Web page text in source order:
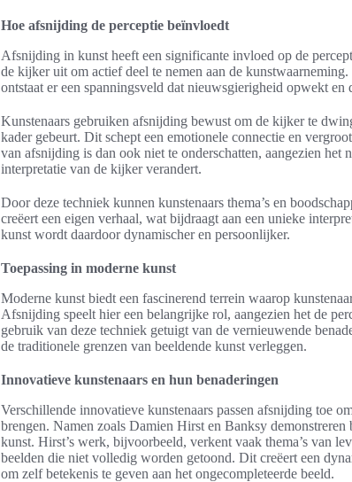
Hoe afsnijding de perceptie beïnvloedt
Afsnijding in kunst heeft een significante invloed op de
de kijker uit om actief deel te nemen aan de
ontstaat er een spanningsveld dat nieuwsgierigheid opwekt
Kunstenaars gebruiken afsnijding bewust om de kijker te
kader gebeurt. Dit schept een emotionele connectie en
van afsnijding is dan ook niet te onderschatten, aangezien het
interpretatie van de kijker verandert.
Door deze techniek kunnen kunstenaars thema’s en
creëert een eigen verhaal, wat bijdraagt aan een unieke
kunst wordt daardoor dynamischer en persoonlijker.
Toepassing in moderne kunst
Moderne kunst biedt een fascinerend terrein waarop
Afsnijding speelt hier een belangrijke rol, aangezien het de
gebruik van deze techniek getuigt van de vernieuwende
de traditionele grenzen van beeldende kunst verleggen.
Innovatieve kunstenaars en hun benaderingen
Verschillende innovatieve kunstenaars passen afsnijding toe
brengen. Namen zoals Damien Hirst en Banksy
kunst. Hirst’s werk, bijvoorbeeld, verkent vaak thema’s van
beelden die niet volledig worden getoond. Dit creëert een
om zelf betekenis te geven aan het ongecompleteerde beeld.